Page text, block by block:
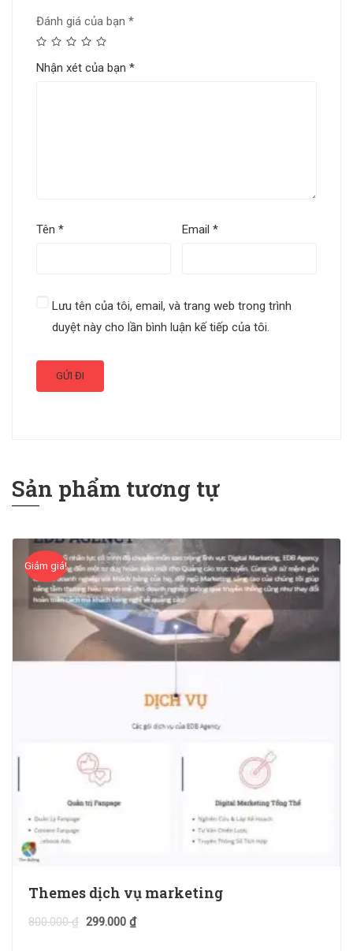
Đánh giá của bạn *
Nhận xét của bạn *
Tên * Email*
Lưu tên của tôi, email, và trang web trong trình
duyệt này cho lần bình luận kế tiếp của tôi.
Sản phẩm tương tự
Giảm giá!
Themes dịch vụ marketing
800.000₫ 299.000 ₫